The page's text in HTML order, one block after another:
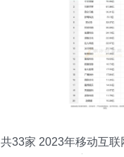
共33家 2023年移动互联